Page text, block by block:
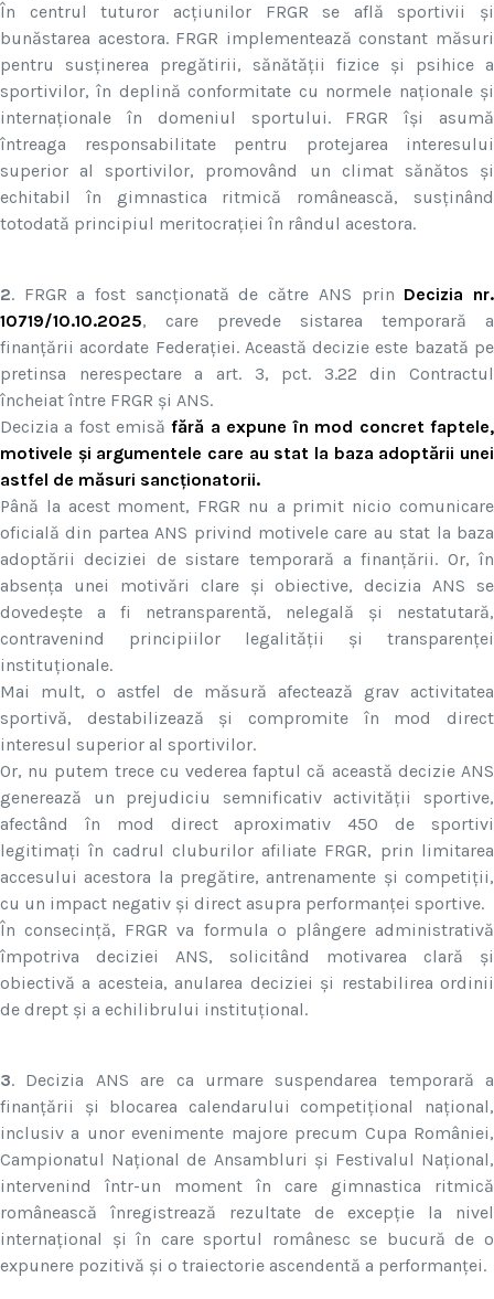
În centrul tuturor acțiunilor FRGR se află sportivii și
bunăstarea acestora. FRGR implementează constant măsuri
pentru susținerea pregătirii, sănătății fizice și psihice a
sportivilor, în deplină conformitate cu normele naționale și
internaționale în domeniul sportului. FRGR își asumă
întreaga responsabilitate pentru protejarea interesului
superior al sportivilor, promovând un climat sănătos și
echitabil în gimnastica ritmică românească, susținând
totodată principiul meritocrației în rândul acestora.
2. FRGR a fost sancționată de către ANS prin Decizia nr.
10719/10.10.2025, care prevede sistarea temporară a
finanțării acordate Federației. Această decizie este bazată pe
pretinsa nerespectare a art. 3, pct. 3.22 din Contractul
încheiat între FRGR și ANS.
Decizia a fost emisăfără a expune în mod concret faptele,
motivele și argumentele care au stat la baza adoptării unei
astfel de măsuri sancționatorii.
Până la acest moment, FRGR nu a primit nicio comunicare
oficială din partea ANS privind motivele care au stat la baza
adoptării deciziei de sistare temporară a finanțării. Or, în
absența unei motivări clare și obiective, decizia ANS se
dovedește a fi netransparentă, nelegală și nestatutară,
contravenind principiilor legalității și transparenței
instituționale.
Mai mult, o astfel de măsură afectează grav activitatea
sportivă, destabilizează și compromite în mod direct
interesul superior al sportivilor.
Or, nu putem trece cu vederea faptul că această decizie ANS
generează un prejudiciu semnificativ activității sportive,
afectând în mod direct aproximativ 450 de sportivi
legitimați în cadrul cluburilor afiliate FRGR, prin limitarea
accesului acestora la pregătire, antrenamente și competiții,
cu un impact negativ și direct asupra performanței sportive.
În consecință, FRGR va formula o plângere administrativă
împotriva deciziei ANS, solicitând motivarea clară și
obiectivă a acesteia, anularea deciziei și restabilirea ordinii
de drept și a echilibrului instituțional.
3. Decizia ANS are ca urmare suspendarea temporară a
finanțării și blocarea calendarului competițional național,
inclusiv a unor evenimente majore precum Cupa României,
Campionatul Național de Ansambluri și Festivalul Național,
intervenind într-un moment în care gimnastica ritmică
românească înregistrează rezultate de excepție la nivel
internațional și în care sportul românesc se bucură de o
expunere pozitivă și o traiectorie ascendentă a performanței.